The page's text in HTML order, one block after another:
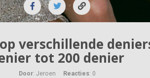
verschillende
tot 200 denier
Door: Jeroen Reacties: 0